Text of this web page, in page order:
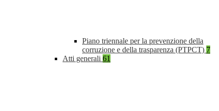
Piano triennale per la prevenzione della
corruzione e della trasparenza (PTPCT) 7
Atti generali 61